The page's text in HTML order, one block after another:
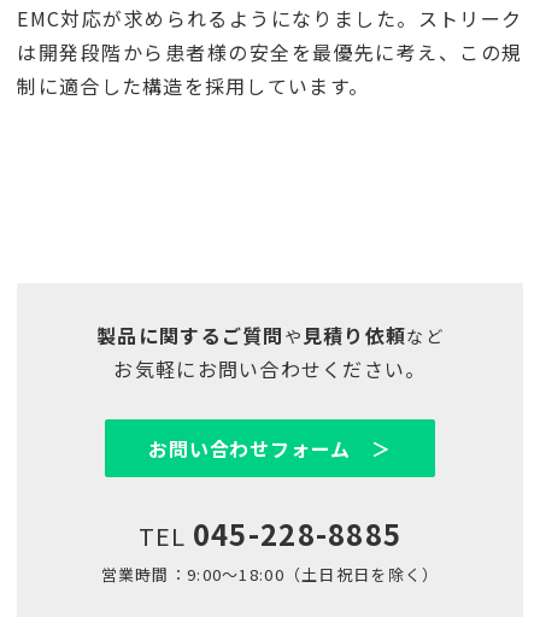
EMC対応が求められるようになりました。ストリーク
は開発段階から患者様の安全を最優先に考え、この規
制に適合した構造を採用しています。
製品に関するご質問 や 見積り依頼など
お気軽にお問い合わせください。
お問い合わせフォーム ＞
TEL 045-228-8885
営業時間：9:00～18:00（土日祝日を除く）